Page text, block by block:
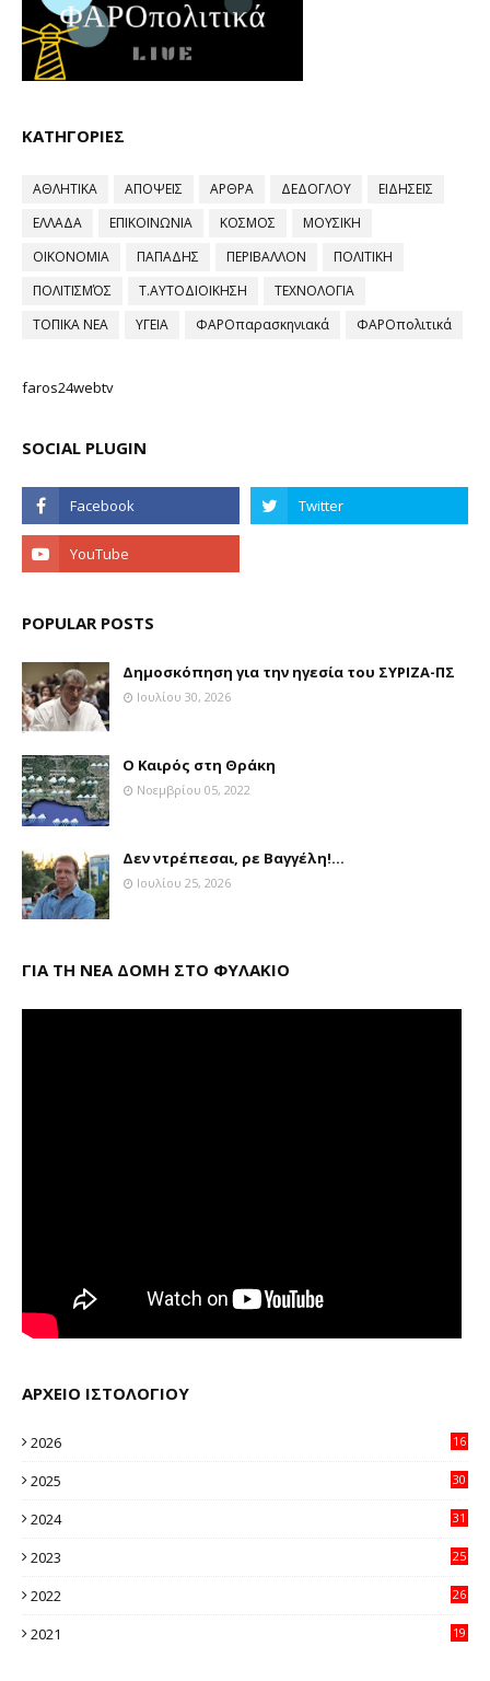
ΚΑΤΗΓΟΡΙΕΣ
ΑΘΛΗΤΙΚΑ ΑΠΟΨΕΙΣ ΑΡΘΡΑ ΔΕΔΟΓΛΟΥ
ΕΙΔΗΣΕΙΣ
ΕΛΛΑΔΑ
ΕΠΙΚΟΙΝΩΝΙΑ ΚΟΣΜΟΣ
ΜΟΥΣΙΚΗ
ΟΙΚΟΝΟΜΙΑ
ΠΑΠΑΔΗΣ ΠΕΡΙΒΑΛΛΟΝ
ΠΟΛΙΤΙΚΗ
ΠΟΛΙΤΙΣΜΌΣ
Τ.ΑΥΤΟΔΙΟΙΚΗΣΗ
ΤΕΧΝΟΛΟΓΙΑ
ΤΟΠΙΚΑ ΝΕΑ
ΥΓΕΙΑ ΦΑΡΟπαρασκηνιακά ΦΑΡΟπολιτικά
faros24webtv
SOCIAL PLUGIN
POPULAR POSTS
Δημοσκόπηση για την ηγεσία του ΣΥΡΙΖΑ-ΠΣ
Ιουλίου 30, 2026
Ο Καιρός στη Θράκη
Νοεμβρίου 05, 2022
Δεν ντρέπεσαι, ρε Βαγγέλη!...
Ιουλίου 25, 2026
ΓΙΑ ΤΗ ΝΕΑ ΔΟΜΗ ΣΤΟ ΦΥΛΑΚΙΟ
ΑΡΧΕΙΟ ΙΣΤΟΛΟΓΙΟΥ
2026
16
2025
30
2024
31
2023
25
2022
26
2021
19